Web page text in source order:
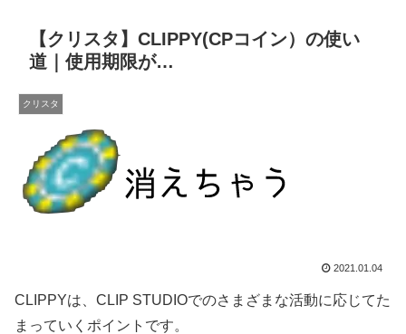
【クリスタ】CLIPPY(CPコイン）の使い
道｜使用期限が…
クリスタ
2021.01.04
CLIPPYは、CLIP STUDIOでのさまざまな活動に応じてた
まっていくポイントです。